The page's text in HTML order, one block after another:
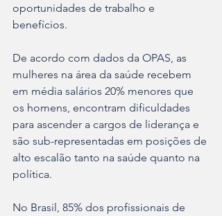
oportunidades de trabalho e
benefícios.
De acordo com dados da OPAS, as
mulheres na área da saúde recebem
em média salários 20% menores que
os homens, encontram dificuldades
para ascender a cargos de liderança e
são sub-representadas em posições de
alto escalão tanto na saúde quanto na
política.
No Brasil, 85% dos profissionais de